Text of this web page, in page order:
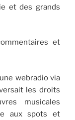
et des grands
et
webradio via
les droits
musicales
aux spots et